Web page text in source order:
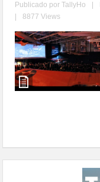
Publicado porTallyHo
8877 Views